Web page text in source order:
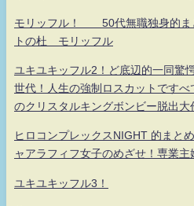
モリッフル！ 50代無職独身的ま
トの杜 モリッフル
ユキユキッフル2！ど底辺的一同驚
世代！人生の強制ロスカットです
のクリスタルキングボンビー脱出大
ヒロコンプレックスNIGHT 的まと
ャアラフィフ女子のめざせ！専業主
ユキユキッフル3！